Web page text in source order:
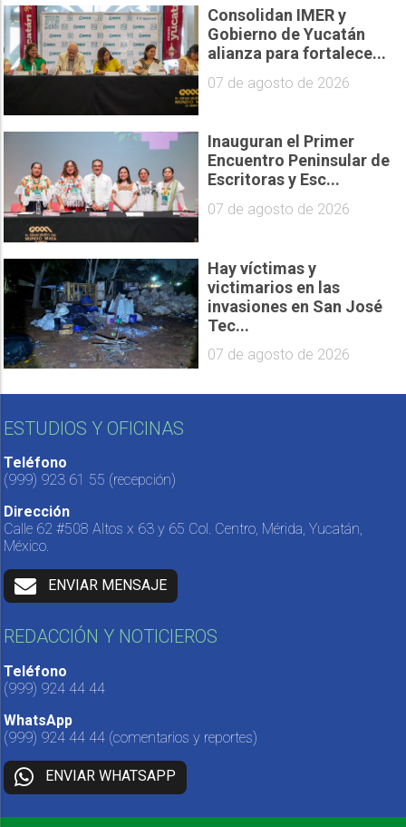
Consolidan IMER y
Gobierno de Yucatán
alianza para fortalece...
07 de agosto de 2026
Inauguran el Primer
Encuentro Peninsular de
Escritoras y Esc...
07 de agosto de 2026
Hay víctimas y
victimarios en las
invasiones en San José
Tec...
07 de agosto de 2026
ESTUDIOS Y OFICINAS
Teléfono
(999) 923 61 55 (recepción)
Dirección
Calle 62 #508 Altos x 63 y 65 Col. Centro, Mérida, Yucatán,
México.
ENVIAR MENSAJE
REDACCIÓN Y NOTICIEROS
Teléfono
(999) 924 44 44
WhatsApp
(999) 924 44 44 (comentarios y reportes)
ENVIAR WHATSAPP